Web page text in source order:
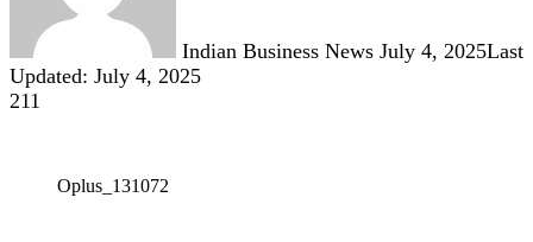
Indian Business News July 4, 2025Last
Updated: July 4, 2025
211
Oplus_131072